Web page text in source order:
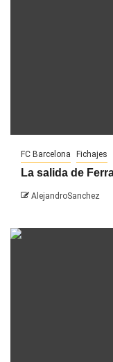
FC Barcelona Fichajes
La salida de
AlejandroSanchez